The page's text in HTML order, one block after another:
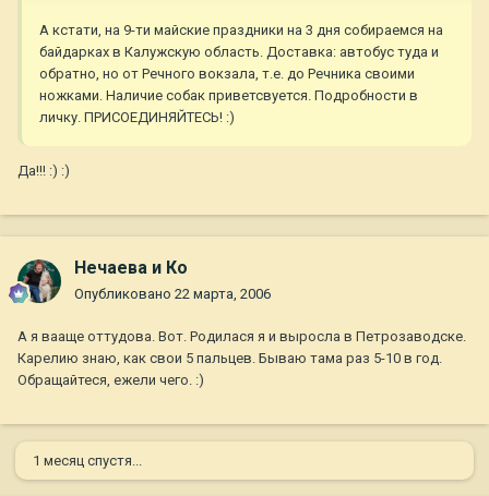
А кстати, на 9-ти майские праздники на 3 дня собираемся на
байдарках в Калужскую область. Доставка: автобус туда и
обратно, но от Речного вокзала, т.е. до Речника своими
ножками. Наличие собак приветсвуется. Подробности в
личку. ПРИСОЕДИНЯЙТЕСЬ! :)
Да!!! :) :)
Нечаева и Ко
Опубликовано 22 марта, 2006
А я вааще оттудова. Вот. Родилася я и выросла в Петрозаводске.
Карелию знаю, как свои 5 пальцев. Бываю тама раз 5-10 в год.
Обращайтеся, ежели чего. :)
1 месяц спустя...